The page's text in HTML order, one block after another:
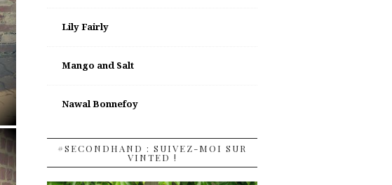
Lily Fairly
Mango and Salt
Nawal Bonnefoy
#SECONDHAND : SUIVEZ-MOI SUR
VINTED !